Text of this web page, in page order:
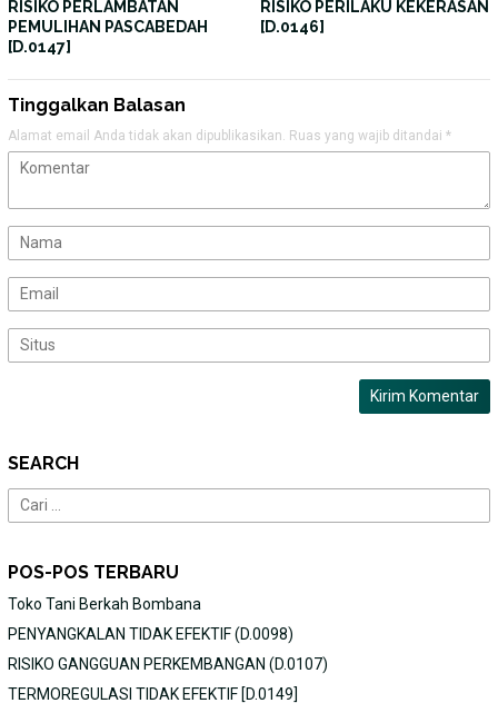
RISIKO PERLAMBATAN
PEMULIHAN PASCABEDAH
[D.0147]
RISIKO PERILAKU KEKERASAN
[D.0146]
Tinggalkan Balasan
Alamat email Anda tidak akan dipublikasikan. Ruas yang wajib ditandai *
SEARCH
Cari
untuk:
POS-POS TERBARU
Toko Tani Berkah Bombana
PENYANGKALAN TIDAK EFEKTIF (D.0098)
RISIKO GANGGUAN PERKEMBANGAN (D.0107)
TERMOREGULASI TIDAK EFEKTIF [D.0149]